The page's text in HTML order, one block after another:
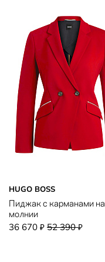
HUGO BOSS
Пиджак с карманами на
молнии
36 670 ₽ 52 390₽